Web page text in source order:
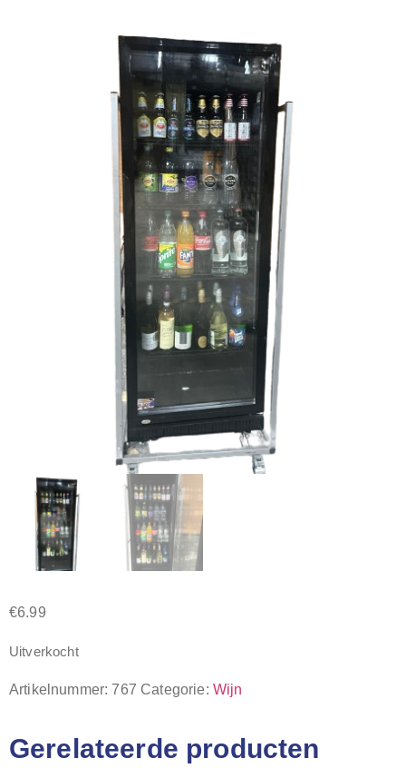
€6.99
Uitverkocht
Artikelnummer:767 Categorie: Wijn
Gerelateerde producten